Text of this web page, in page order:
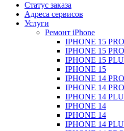
Статус заказа
Адреса сервисов
Услуги
Ремонт iPhone
IPHONE 15
IPHONE 15 PRO
IPHONE 15
IPHONE 15
IPHONE 14
IPHONE 14 PRO
IPHONE 14
IPHONE 14
IPHONE 14
IPHONE 14